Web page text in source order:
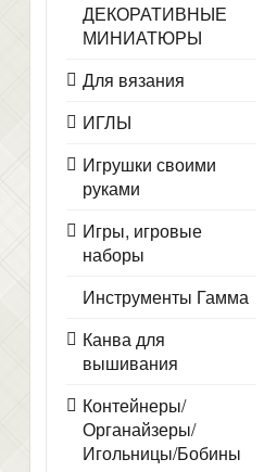
ДЕКОРАТИВНЫЕ
МИНИАТЮРЫ
Для вязания
ИГЛЫ
Игрушки своими
руками
Игры, игровые
наборы
Инструменты Гамма
Канва для
вышивания
Контейнеры/
Органайзеры/
Игольницы/Бобины